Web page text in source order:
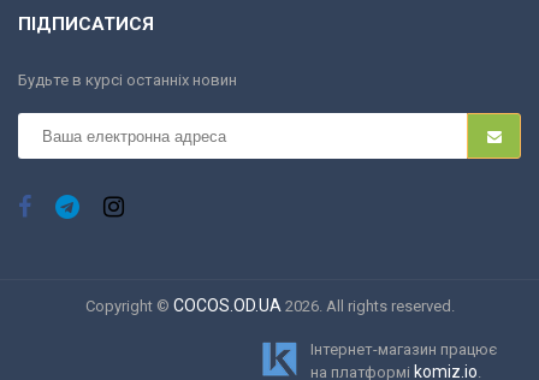
ПІДПИСАТИСЯ
Будьте в курсі останніх новин
Copyright © COCOS.OD.UA2026. All rights reserved.
Інтернет-магазин працює
на платформі komiz.io.